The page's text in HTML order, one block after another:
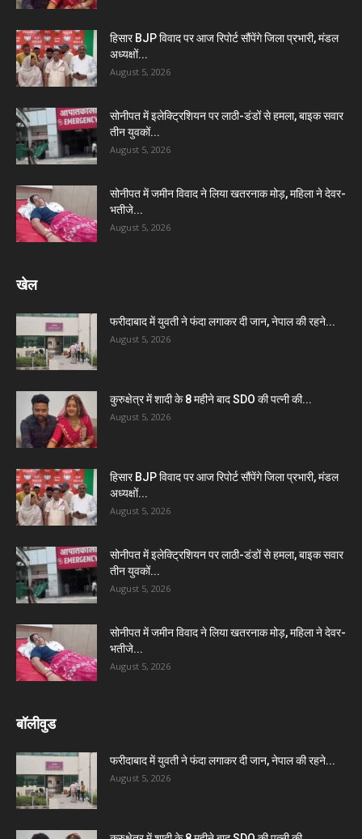
हिसार BJP विवाद पर आज रिपोर्ट सौंपेंगे जिला प्रभारी, मंडल
अध्यक्षों...
August 5, 2026
सोनीपत में इलेक्ट्रिशियन पर लाठी-डंडों से हमला, बाइक सवार
तीन युवकों...
August 5, 2026
सोनीपत में जमीन विवाद ने लिया खतरनाक मोड़, महिला ने देवर-
भतीजे...
August 5, 2026
खेल
फरीदाबाद में युवती ने फंदा लगाकर दी जान, नेपाल की रहने...
August 5, 2026
कुरुक्षेत्र में शादी के 8 महीने बाद SDO की पत्नी की...
August 5, 2026
हिसार BJP विवाद पर आज रिपोर्ट सौंपेंगे जिला प्रभारी, मंडल
अध्यक्षों...
August 5, 2026
सोनीपत में इलेक्ट्रिशियन पर लाठी-डंडों से हमला, बाइक सवार
तीन युवकों...
August 5, 2026
सोनीपत में जमीन विवाद ने लिया खतरनाक मोड़, महिला ने देवर-
भतीजे...
August 5, 2026
बॉलीवुड
फरीदाबाद में युवती ने फंदा लगाकर दी जान, नेपाल की रहने...
August 5, 2026